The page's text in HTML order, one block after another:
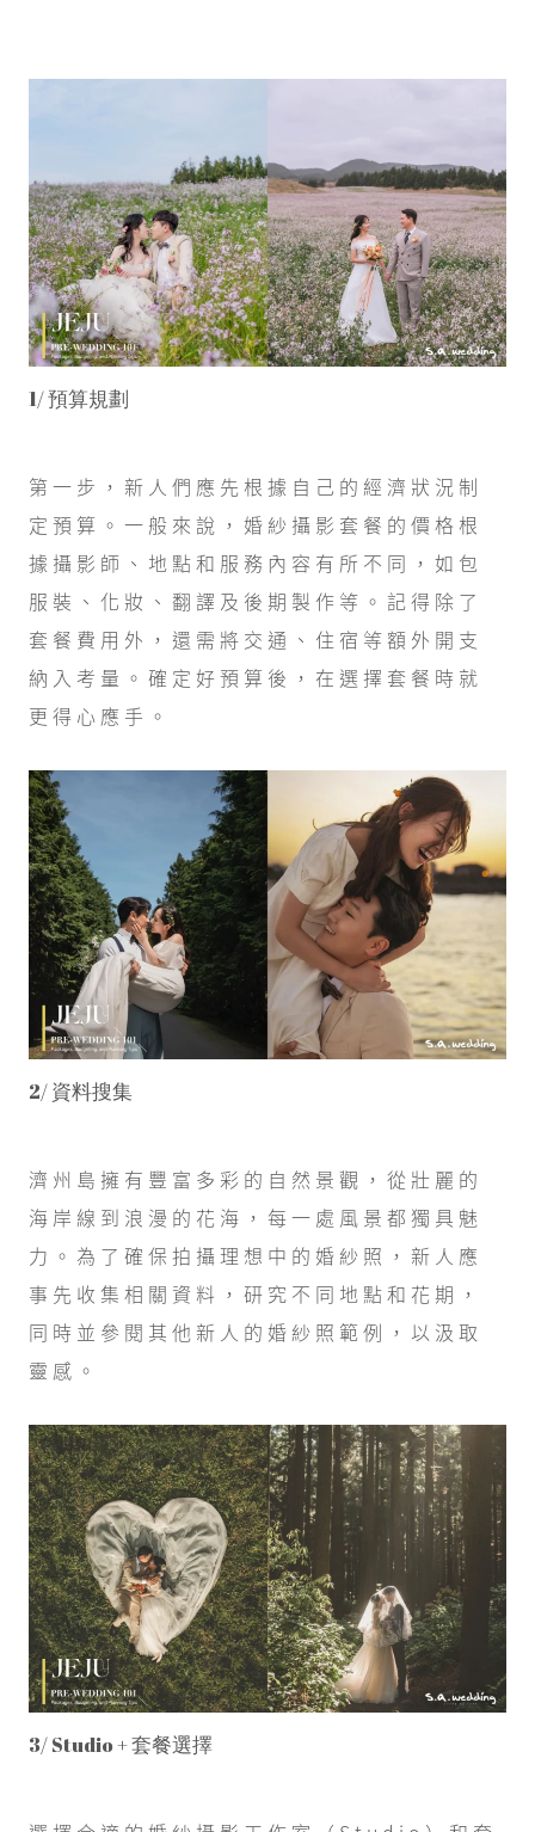
1/ 預算規劃
第一步，新人們應先根據自己的經濟狀況制
定預算。一般來說，婚紗攝影套餐的價格根
據攝影師、地點和服務內容有所不同，如包
服裝、化妝、翻譯及後期製作等。記得除了
套餐費用外，還需將交通、住宿等額外開支
納入考量。確定好預算後，在選擇套餐時就
更得心應手。
2/ 資料搜集
濟州島擁有豐富多彩的自然景觀，從壯麗的
海岸線到浪漫的花海，每一處風景都獨具魅
力。為了確保拍攝理想中的婚紗照，新人應
事先收集相關資料，研究不同地點和花期，
同時並參閱其他新人的婚紗照範例，以汲取
靈感。
3/ Studio + 套餐選擇